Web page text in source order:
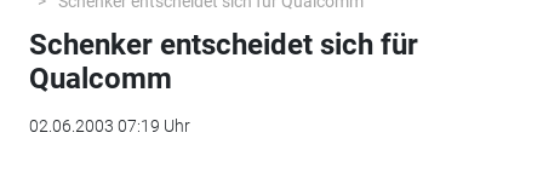
Schenker entscheidet sich für
Qualcomm
02.06.2003 07:19 Uhr